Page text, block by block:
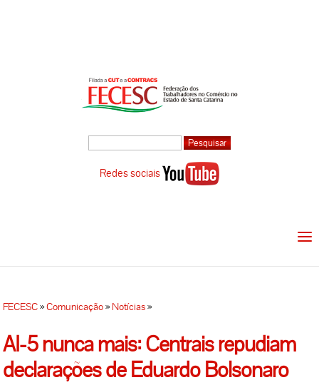
Redes sociais
FECESC»Comunicação»Notícias»
AI-5 nunca mais: Centrais repudiam
declarações de Eduardo Bolsonaro